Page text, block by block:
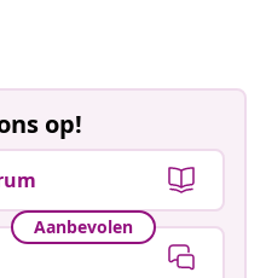
op!
Aanbevolen